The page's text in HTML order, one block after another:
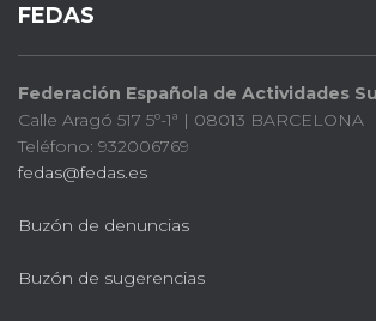
FEDAS
Federación Española de Actividades
Calle Aragó 517 5º-1ª | 08013 BARCELONA
Teléfono: 932006769
fedas@fedas.es
Buzón de denuncias
Buzón de sugerencias